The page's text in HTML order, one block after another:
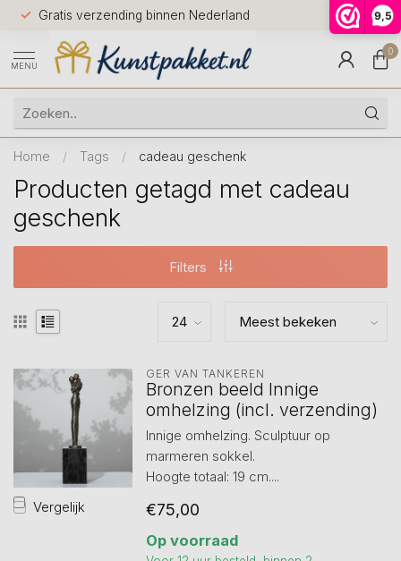
9,5
Gratis verzending binnen Nederland
Voor
huis
9.5
MENU
0
Home / Tags / cadeau geschenk
Producten getagd met cadeau
geschenk
Filters
Vergelijk
GER VAN TANKEREN
Bronzen beeld Innige
omhelzing (incl. verzending)
Innige omhelzing. Sculptuur op
marmeren sokkel.
Hoogte totaal: 19 cm....
€75,00
Op voorraad